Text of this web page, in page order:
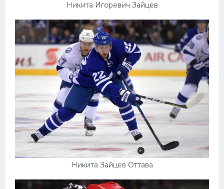
Никита Игоревич Зайцев
Никита Зайцев Оттава